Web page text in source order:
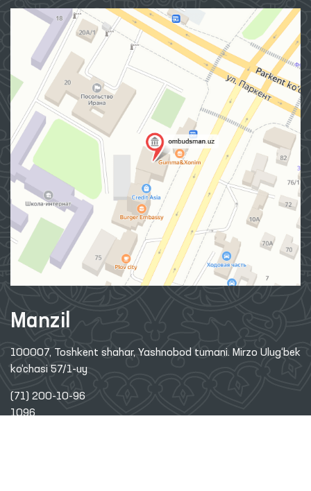
Manzil
100007, Toshkent shahar, Yashnobod tumani. Mirzo Ulug‘bek
ko‘chasi 57/1-uy
(71) 200-10-96
1096